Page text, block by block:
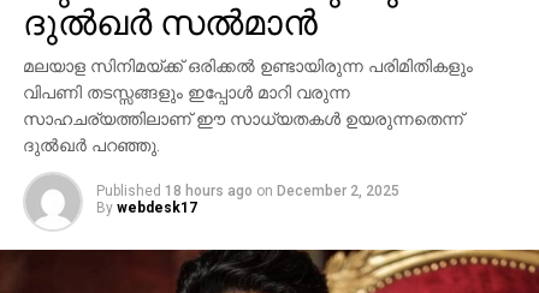
ദുല്‍ഖര്‍ സല്‍മാന്‍
മലയാള സിനിമയ്ക്ക് ഒരിക്കല്‍ ഉണ്ടായിരുന്ന പരിമിതികളും
വിപണി തടസ്സങ്ങളും ഇപ്പോള്‍ മാറി വരുന്ന
സാഹചര്യത്തിലാണ് ഈ സാധ്യതകള്‍ ഉയരുന്നതെന്ന്
ദുല്‍ഖര്‍ പറഞ്ഞു.
Published 18 hours ago on December 2, 2025
By webdesk17